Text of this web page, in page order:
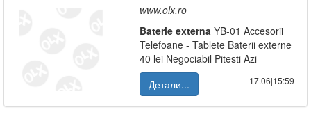
www.olx.ro
Baterie externa YB-01 Accesorii
Telefoane - Tablete Baterii externe
40 lei Negociabil Pitesti Azi
Детали...
17.06|15:59